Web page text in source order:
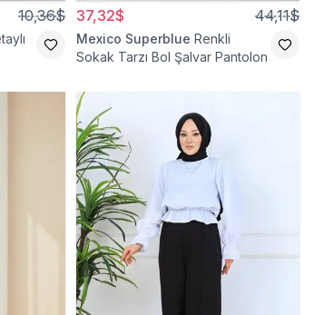
10,36$ 37,32$ 44,11$
Mexico Superblue Renkli
Sokak Tarzı Bol Şalvar Pantolon